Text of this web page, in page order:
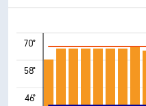
70°
58°
46°